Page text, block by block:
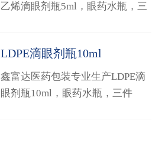
乙烯滴眼剂瓶5ml，眼药水瓶，三
LDPE滴眼剂瓶10ml
鑫富达医药包装专业生产LDPE滴
眼剂瓶10ml，眼药水瓶，三件